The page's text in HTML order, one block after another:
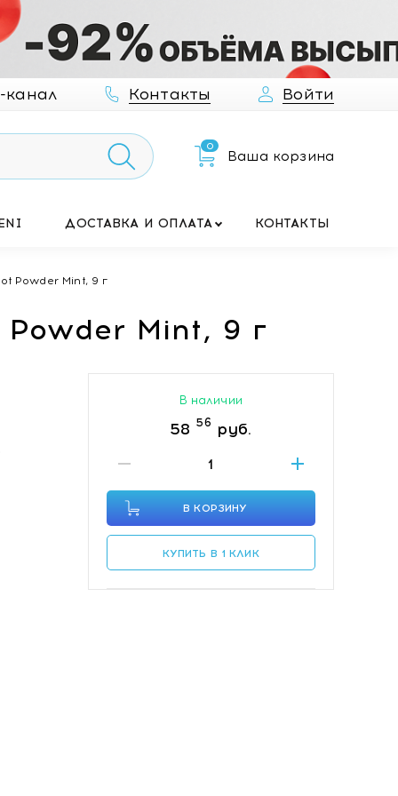
канал Контакты Войти
0
Ваша корзина
ДОСТАВКА И ОПЛАТА КОНТАКТЫ
Powder Mint, 9 г
Mint, 9 г
В наличии
58 56 руб.
В КОРЗИНУ
КУПИТЬ В 1 КЛИК